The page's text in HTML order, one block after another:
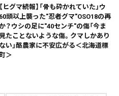
ヒグマ続報】「骨も砕かれていた」ウ
頭以上襲った"忍者グマ"OSO18の再
？ウシの足に"40センチ"の傷「今ま
たことないような傷。クマしかあり
い」酪農家に不安広がる＜北海道標
＞